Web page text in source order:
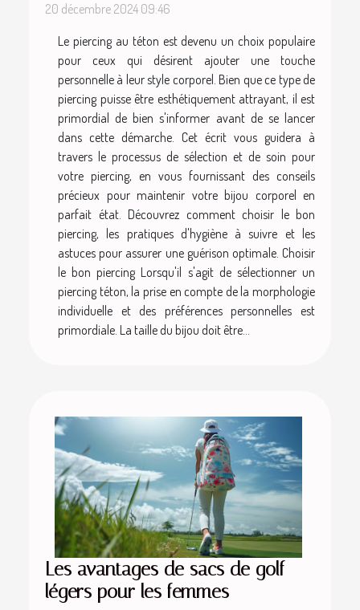
20 décembre 2024 09:46
Le piercing au téton est devenu un choix populaire
pour ceux qui désirent ajouter une touche
personnelle à leur style corporel. Bien que ce type de
piercing puisse être esthétiquement attrayant, il est
primordial de bien s'informer avant de se lancer
dans cette démarche. Cet écrit vous guidera à
travers le processus de sélection et de soin pour
votre piercing, en vous fournissant des conseils
précieux pour maintenir votre bijou corporel en
parfait état. Découvrez comment choisir le bon
piercing, les pratiques d'hygiène à suivre et les
astuces pour assurer une guérison optimale. Choisir
le bon piercing Lorsqu'il s'agit de sélectionner un
piercing téton, la prise en compte de la morphologie
individuelle et des préférences personnelles est
primordiale. La taille du bijou doit être...
Les avantages de sacs de golf
légers pour les femmes